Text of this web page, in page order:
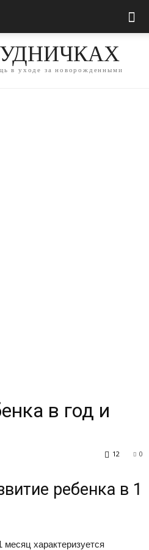
в уходе за новорожденными
в год и
0
12
ребенка в 1
месяц характеризуется